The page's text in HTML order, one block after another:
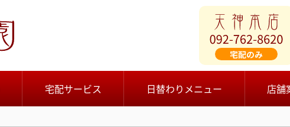
宅配サービス 日替わりメニュー 店舗